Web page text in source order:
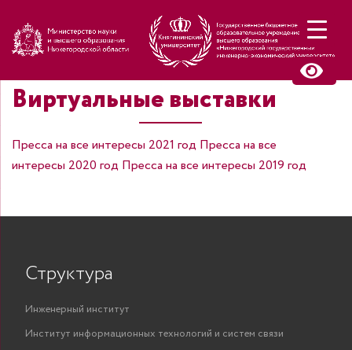
Виртуальные выставки
Пресса на все интересы 2021 год Пресса на все
интересы 2020 год Пресса на все интересы 2019 год
Структура
Инженерный институт
Институт информационных технологий и систем связи